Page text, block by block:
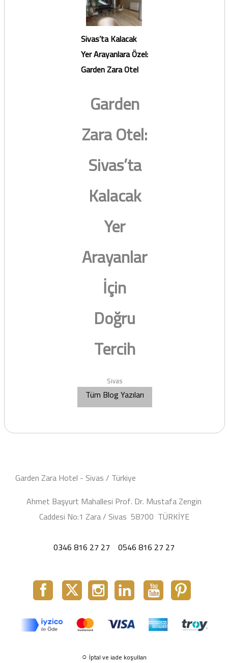
Sivas’ta Kalacak
Yer Arayanlara Özel:
Garden Zara Otel
Garden
Zara Otel:
Sivas’ta
Kalacak
Yer
Arayanlar
İçin
Doğru
Tercih
Sivas
Tüm Blog Yazıları
Garden Zara Hotel - Sivas / Türkiye
Ahmet Başyurt Mahallesi Prof. Dr. Mustafa Zengin
Caddesi No:1 Zara / Sivas 58700 TÜRKİYE
0346 816 27 27 0546 816 27 27
○ İptal ve iade koşulları